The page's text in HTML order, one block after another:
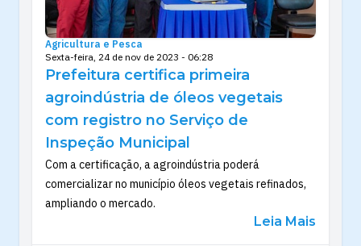
Agricultura e Pesca
Sexta-feira, 24 de nov de 2023 - 06:28
Prefeitura certifica primeira
agroindústria de óleos vegetais
com registro no Serviço de
Inspeção Municipal
Com a certificação, a agroindústria poderá
comercializar no município óleos vegetais refinados,
ampliando o mercado.
Leia Mais